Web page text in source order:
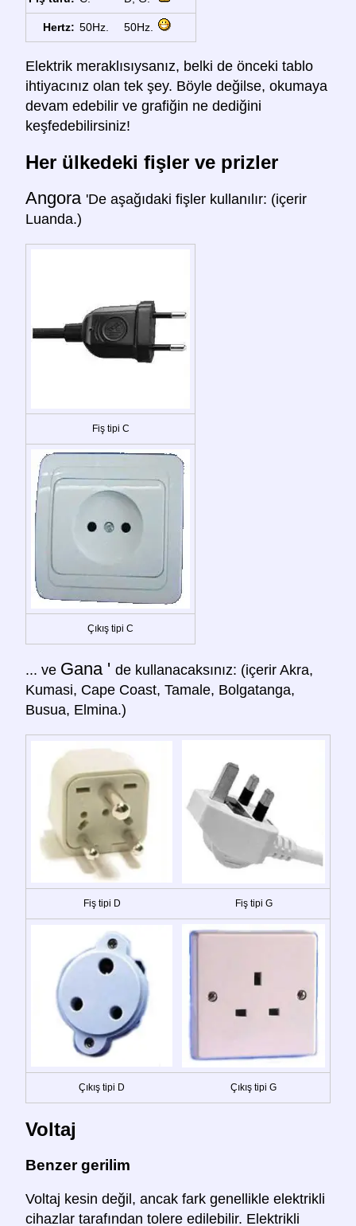
Hertz: 50Hz. 50Hz.
Elektrik meraklısıysanız, belki de önceki tablo
ihtiyacınız olan tek şey. Böyle değilse, okumaya
devam edebilir ve grafiğin ne dediğini
keşfedebilirsiniz!
Her ülkedeki fişler ve prizler
Angora 'De aşağıdaki fişler kullanılır: (içerir
Luanda.)
Fiş tipi C
Çıkış tipi C
... ve Gana ' de kullanacaksınız: (içerir Akra,
Kumasi, Cape Coast, Tamale, Bolgatanga,
Busua, Elmina.)
Fiş tipi D Fiş tipi G
Çıkış tipi D Çıkış tipi G
Voltaj
Benzer gerilim
Voltaj kesin değil, ancak fark genellikle elektrikli
cihazlar tarafından tolere edilebilir. Elektrikli